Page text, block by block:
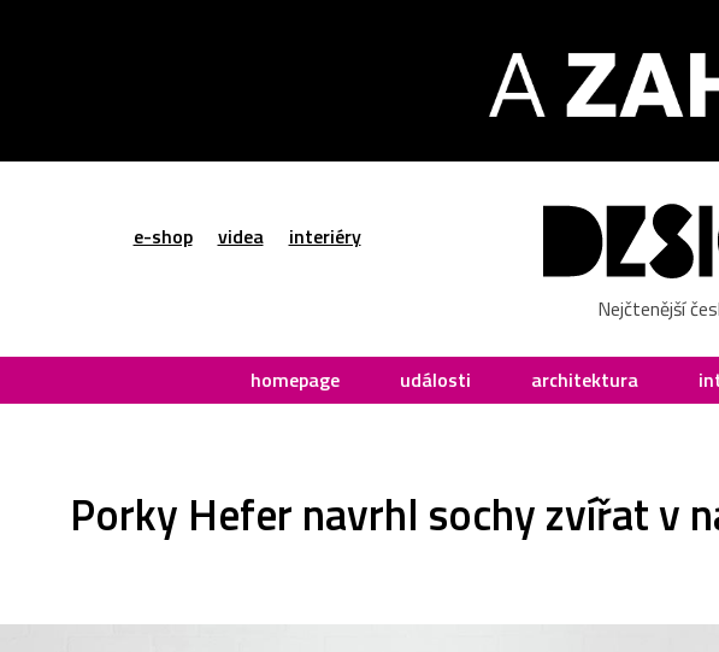
e-shop videa interiéry
Nejčtenější
homepage události architektura
Porky Hefer navrhl sochy zvířat v